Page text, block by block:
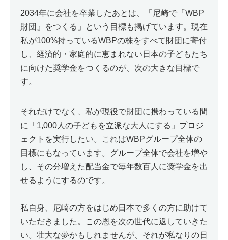
2034年に会社を卒業したあとは、「尼崎で『WBP
財団』をつくる」という目標も掲げています。現在
私が100%持っているWBPの株をすべて財団に寄付
し、経済的・家庭的に恵まれない日本の子どもたち
に向けた奨学金をつくるのが、次の大きな目標で
す。
それだけでなく、私が現役で財団に携わっている間
に「1,000人の子どもを立派な大人にする」プロジ
ェクトを実行したい。これはWBPグループ全体の
目標にもなっています。グループ全体で会社を増や
し、その分増えた配当金で毎年数百人に奨学金を出
せるようにするのです。
私自身、尼崎の方をはじめ日本で多くの方に助けて
いただきました。この恩を次の世代に返していきた
い。壮大な夢かもしれませんが、それが私なりの日